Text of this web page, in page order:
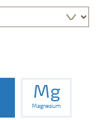
Mg
Magnesium